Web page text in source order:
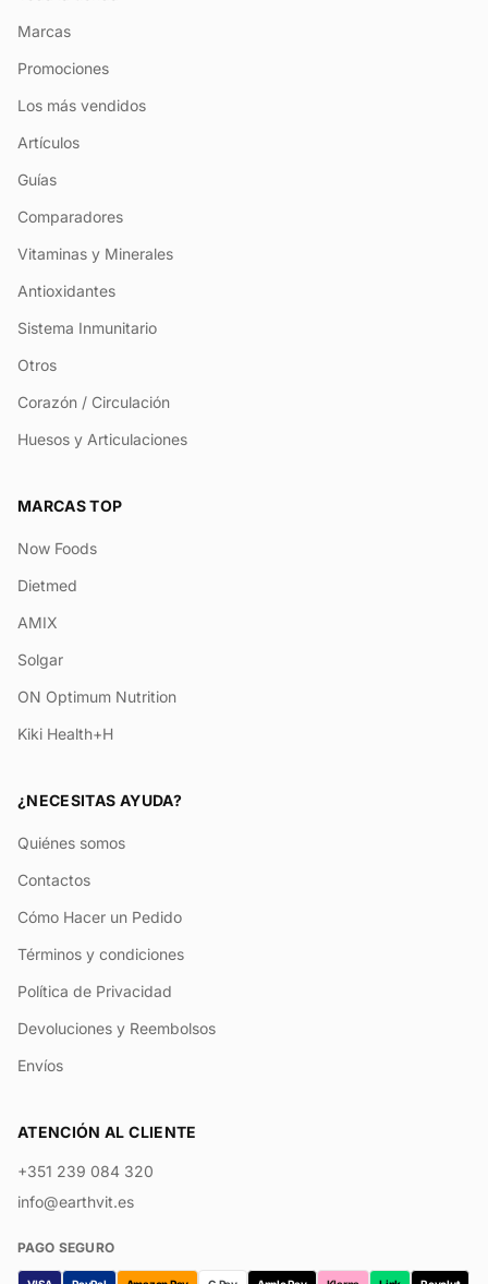
Marcas
Promociones
Los más vendidos
Artículos
Guías
Comparadores
Vitaminas y Minerales
Antioxidantes
Sistema Inmunitario
Otros
Corazón / Circulación
Huesos y Articulaciones
MARCAS TOP
Now Foods
Dietmed
AMIX
Solgar
ON Optimum Nutrition
Kiki Health+H
¿NECESITAS AYUDA?
Quiénes somos
Contactos
Cómo Hacer un Pedido
Términos y condiciones
Política de Privacidad
Devoluciones y Reembolsos
Envíos
ATENCIÓN AL CLIENTE
+351 239 084 320
info@earthvit.es
PAGO SEGURO